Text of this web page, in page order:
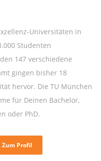
Universitäten in
Studenten
147 verschiedene
gingen bisher 18
hervor. Die TU München
für Deinen Bachelor,
oder PhD.
Zum Profil